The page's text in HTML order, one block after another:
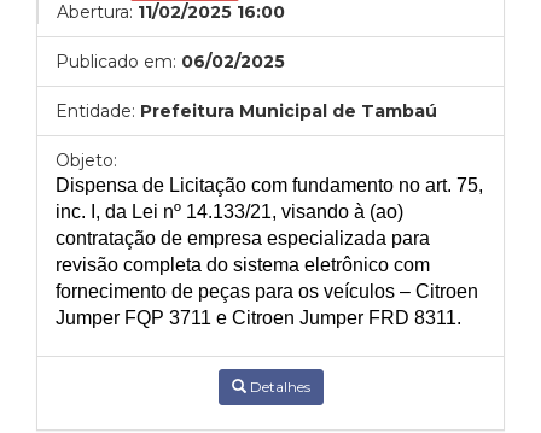
Abertura: 11/02/2025 16:00
Publicado em: 06/02/2025
Entidade: Prefeitura Municipal de Tambaú
Objeto:
Dispensa de Licitação com fundamento no art. 75,
inc. I, da Lei nº 14.133/21, visando à (ao)
contratação de empresa especializada para
revisão completa do sistema eletrônico com
fornecimento de peças para os veículos – Citroen
Jumper FQP 3711 e Citroen Jumper FRD 8311.
Detalhes